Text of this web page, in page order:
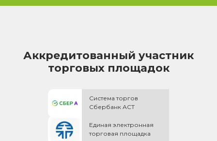
Аккредитованный участник
торговых площадок
Система торгов
Сбербанк АСТ
Единая электронная
торговая площадка